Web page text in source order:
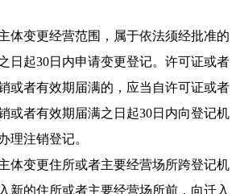
体变更经营范围，属于依法须经批准的
日起30日内申请变更登记。许可证或者
或者有效期届满的，应当自许可证或者
或者有效期届满之日起30日内向登记机
理注销登记。
体变更住所或者主要经营场所跨登记机
新的住所或者主要经营场所前，向迁入